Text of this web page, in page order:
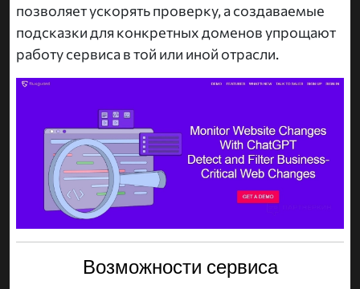
позволяет ускорять проверку, а создаваемые
подсказки для конкретных доменов упрощают
работу сервиса в той или иной отрасли.
Возможности сервиса